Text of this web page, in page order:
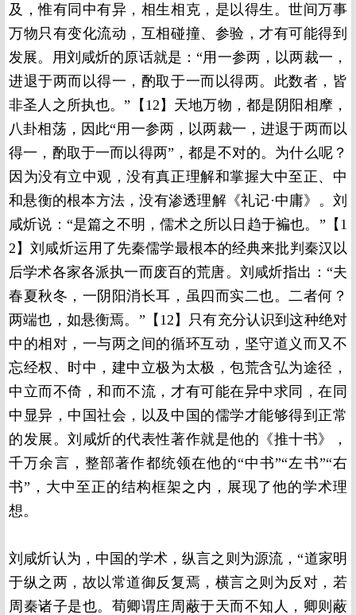
及，惟有同中有异，相生相克，是以得生。世间万事
万物只有变化流动，互相碰撞、参验，才有可能得到
发展。用刘咸炘的原话就是：“用一参两，以两裁一，
进退于两而以得一，酌取于一而以得两。此数者，皆
非圣人之所执也。”【12】天地万物，都是阴阳相摩，
八卦相荡，因此“用一参两，以两裁一，进退于两而以
得一，酌取于一而以得两”，都是不对的。为什么呢？
因为没有立中观，没有真正理解和掌握大中至正、中
和悬衡的根本方法，没有渗透理解《礼记·中庸》。刘
咸炘说：“是篇之不明，儒术之所以日趋于褊也。”【1
2】刘咸炘运用了先秦儒学最根本的经典来批判秦汉以
后学术各家各派执一而废百的荒唐。刘咸炘指出：“夫
春夏秋冬，一阴阳消长耳，虽四而实二也。二者何？
两端也，如悬衡焉。”【12】只有充分认识到这种绝对
中的相对，一与两之间的循环互动，坚守道义而又不
忘经权、时中，建中立极为太极，包荒含弘为途径，
中立而不倚，和而不流，才有可能在异中求同，在同
中显异，中国社会，以及中国的儒学才能够得到正常
的发展。刘咸炘的代表性著作就是他的《推十书》，
千万余言，整部著作都统领在他的“中书”“左书”“右
书”，大中至正的结构框架之内，展现了他的学术理
想。
刘咸炘认为，中国的学术，纵言之则为源流，“道家明
于纵之两，故以常道御反复焉，横言之则为反对，若
周秦诸子是也。荀卿谓庄周蔽于天而不知人，卿则蔽